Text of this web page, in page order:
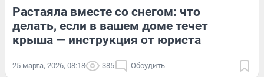
Растаяла вместе со снегом: что
делать, если в вашем доме течет
крыша — инструкция от юриста
25 марта, 2026, 08:18 385 Обсудить